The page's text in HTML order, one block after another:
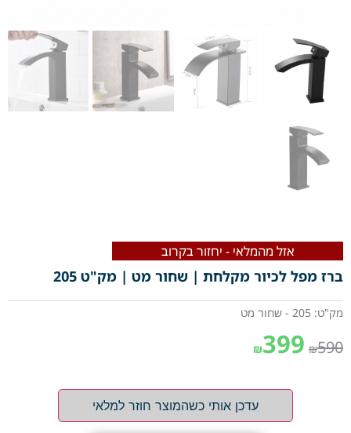
אזל מהמלאי - יחזור בקרוב
ברז מפל לכיור מקלחת | שחור מט | מק"ט 205
מק"ט: 205 - שחור מט
₪590
₪399
עדכן אותי כשהמוצר חוזר למלאי